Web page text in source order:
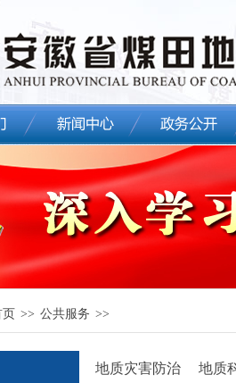
页 >> 公共服务 >>
地质灾害防治 地质